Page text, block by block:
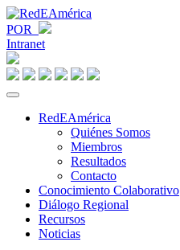
POR
Intranet
RedEAmérica
Quiénes Somos
Miembros
Resultados
Contacto
Conocimiento Colaborativo
Diálogo Regional
Recursos
Noticias